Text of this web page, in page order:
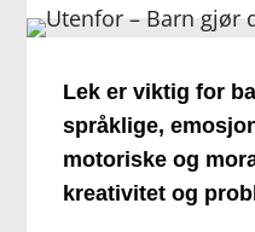
Lek er viktig for
språklige,
motoriske og
kreativitet og